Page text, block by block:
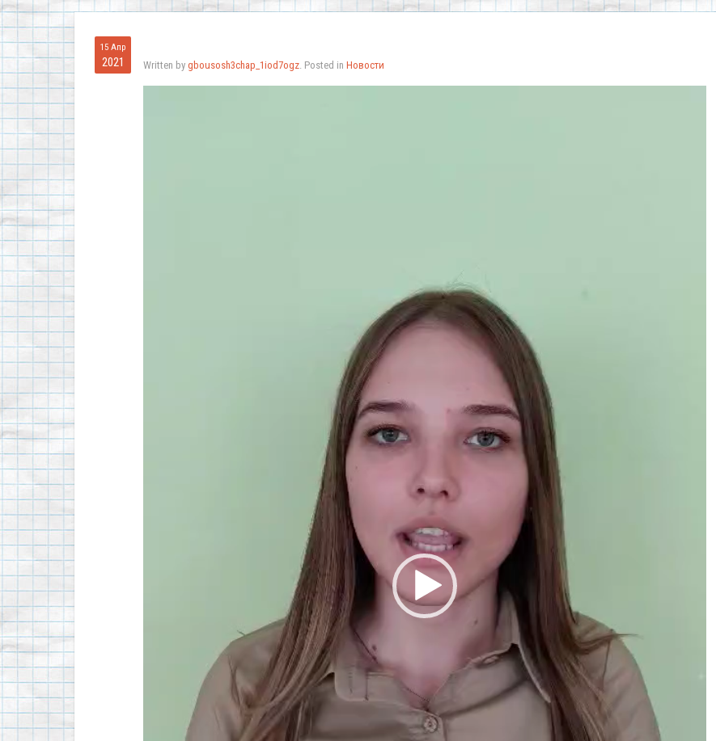
15 Апр
2021 Written by gbousosh3chap_1iod7ogz. Posted in Новости